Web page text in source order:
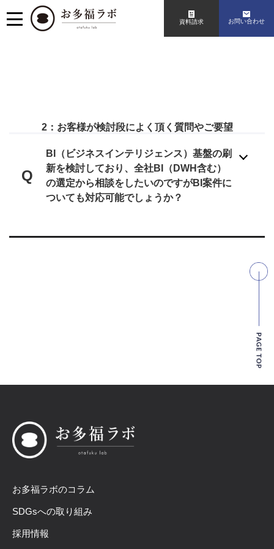
資料請求 お問い合わせ
2：お客様が検討段によく頂く質問やご要望
Q
BI（ビジネスインテリジェンス）基盤の刷
新を検討しており、全社BI（DWH含む）
の選定から相談をしたいのですがBI案件に
ついても対応可能でしょうか？
お多福ラボのコラム
SDGsへの取り組み
採用情報